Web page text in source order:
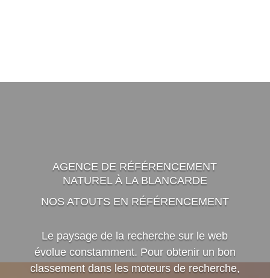
AGENCE DE RÉFÉRENCEMENT
NATUREL À LA BLANCARDE
NOS ATOUTS EN RÉFÉRENCEMENT
Le paysage de la recherche sur le web
évolue constamment. Pour obtenir un bon
classement dans les moteurs de recherche,